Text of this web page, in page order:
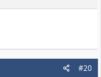
#20